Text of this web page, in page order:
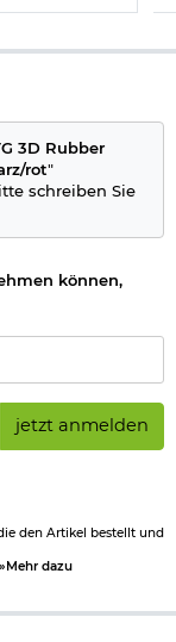
3D Rubber
rot"
schreiben Sie
können,
jetzt anmelden
den Artikel bestellt und
»Mehr dazu